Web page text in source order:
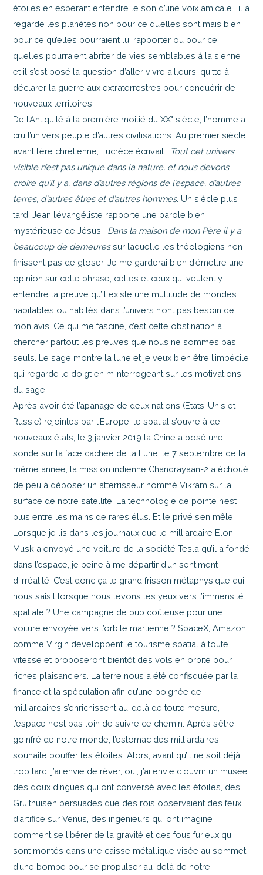
étoiles en espérant entendre le son d’une voix amicale ; il a
regardé les planètes non pour ce qu’elles sont mais bien
pour ce qu’elles pourraient lui rapporter ou pour ce
qu’elles pourraient abriter de vies semblables à la sienne ;
et il s’est posé la question d’aller vivre ailleurs, quitte à
déclarer la guerre aux extraterrestres pour conquérir de
nouveaux territoires.
De l’Antiquité à la première moitié du XX° siècle, l’homme a
cru l’univers peuplé d’autres civilisations. Au premier siècle
avant l’ère chrétienne, Lucrèce écrivait : Tout cet univers
visible n’est pas unique dans la nature, et nous devons
croire qu’il y a, dans d’autres régions de l’espace, d’autres
terres, d’autres êtres et d’autres hommes. Un siècle plus
tard, Jean l’évangéliste rapporte une parole bien
mystérieuse de Jésus : Dans la maison de mon Père il y a
beaucoup de demeuressur laquelle les théologiens n’en
finissent pas de gloser. Je me garderai bien d’émettre une
opinion sur cette phrase, celles et ceux qui veulent y
entendre la preuve qu’il existe une multitude de mondes
habitables ou habités dans l’univers n’ont pas besoin de
mon avis. Ce qui me fascine, c’est cette obstination à
chercher partout les preuves que nous ne sommes pas
seuls. Le sage montre la lune et je veux bien être l’imbécile
qui regarde le doigt en m’interrogeant sur les motivations
du sage.
Après avoir été l’apanage de deux nations (Etats-Unis et
Russie) rejointes par l’Europe, le spatial s’ouvre à de
nouveaux états, le 3 janvier 2019 la Chine a posé une
sonde sur la face cachée de la Lune, le 7 septembre de la
même année, la mission indienne Chandrayaan-2 a échoué
de peu à déposer un atterrisseur nommé Vikram sur la
surface de notre satellite. La technologie de pointe n’est
plus entre les mains de rares élus. Et le privé s’en mêle.
Lorsque je lis dans les journaux que le milliardaire Elon
Musk a envoyé une voiture de la société Tesla qu’il a fondé
dans l’espace, je peine à me départir d’un sentiment
d’irréalité. C’est donc ça le grand frisson métaphysique qui
nous saisit lorsque nous levons les yeux vers l’immensité
spatiale ? Une campagne de pub coûteuse pour une
voiture envoyée vers l’orbite martienne ? SpaceX, Amazon
comme Virgin développent le tourisme spatial à toute
vitesse et proposeront bientôt des vols en orbite pour
riches plaisanciers. La terre nous a été confisquée par la
finance et la spéculation afin qu’une poignée de
milliardaires s’enrichissent au-delà de toute mesure,
l’espace n’est pas loin de suivre ce chemin. Après s’être
goinfré de notre monde, l’estomac des milliardaires
souhaite bouffer les étoiles. Alors, avant qu’il ne soit déjà
trop tard, j’ai envie de rêver, oui, j’ai envie d’ouvrir un musée
des doux dingues qui ont conversé avec les étoiles, des
Gruithuisen persuadés que des rois observaient des feux
d’artifice sur Vénus, des ingénieurs qui ont imaginé
comment se libérer de la gravité et des fous furieux qui
sont montés dans une caisse métallique visée au sommet
d’une bombe pour se propulser au-delà de notre